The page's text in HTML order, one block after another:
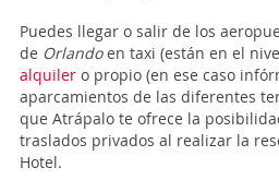
Puedes llegar o salir de los
de Orlandoen taxi (están en el
alquiler o propio (en ese caso
aparcamientos de las diferentes
que Atrápalo te ofrece la
traslados privados al realizar la
Hotel.